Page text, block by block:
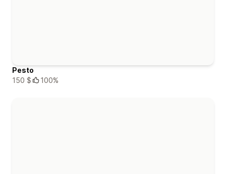
Pesto
150 $
100%